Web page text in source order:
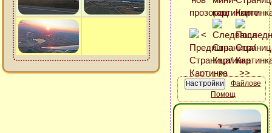
Файлове
Помощ